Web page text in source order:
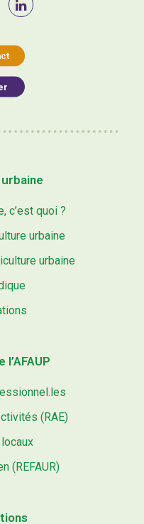
c’est quoi ?
urbaine
urbaine
(RAE)
(REFAUR)